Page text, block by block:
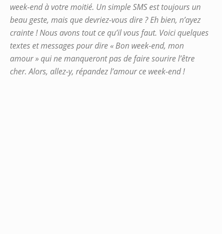
week-end à votre moitié. Un simple SMS est toujours un
beau geste, mais que devriez-vous dire ? Eh bien, n’ayez
crainte ! Nous avons tout ce qu’il vous faut. Voici quelques
textes et messages pour dire « Bon week-end, mon
amour » qui ne manqueront pas de faire sourire l’être
cher. Alors, allez-y, répandez l’amour ce week-end !